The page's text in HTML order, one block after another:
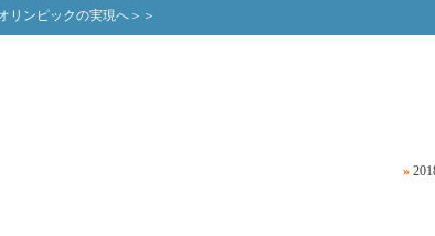
リンピックの実現へ＞＞
»